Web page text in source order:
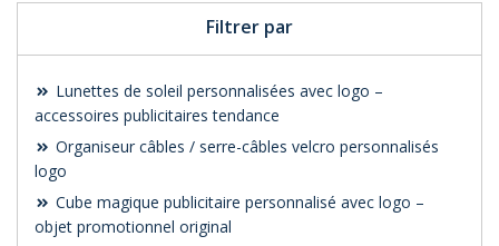
Filtrer par
Lunettes de soleil personnalisées avec logo –
accessoires publicitaires tendance
Organiseur câbles / serre-câbles velcro personnalisés
logo
Cube magique publicitaire personnalisé avec logo –
objet promotionnel original